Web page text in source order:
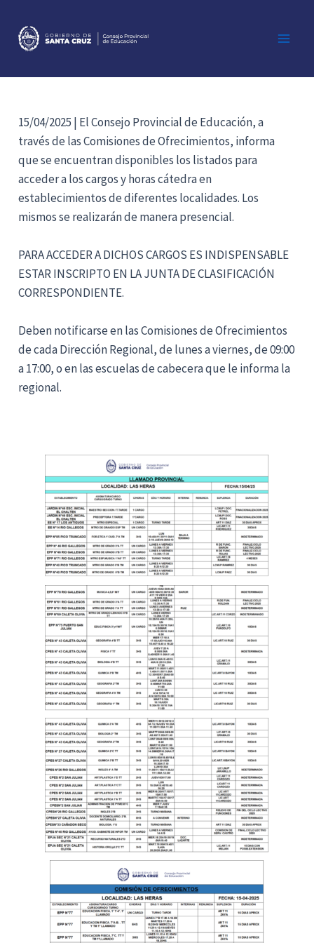
contenido
15/04/2025 | El Consejo Provincial de Educación, a
través de las Comisiones de Ofrecimientos, informa
que se encuentran disponibles los listados para
acceder a los cargos y horas cátedra en
establecimientos de diferentes localidades. Los
mismos se realizarán de manera presencial.
PARA ACCEDER A DICHOS CARGOS ES INDISPENSABLE
ESTAR INSCRIPTO EN LA JUNTA DE CLASIFICACIÓN
CORRESPONDIENTE.
Deben notificarse en las Comisiones de Ofrecimientos
de cada Dirección Regional, de lunes a viernes, de 09:00
a 17:00, o en las escuelas de cabecera que le informa la
regional.